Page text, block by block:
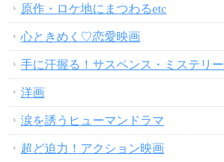
原作・ロケ地にまつわるetc
心ときめく♡恋愛映画
手に汗握る！サスペンス・ミステリー
洋画
涙を誘うヒューマンドラマ
超ど迫力！アクション映画